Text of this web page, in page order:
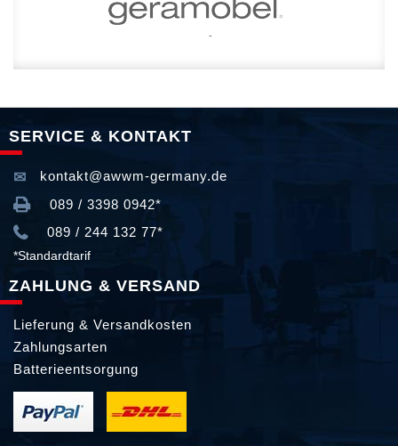
SERVICE & KONTAKT
kontakt@awwm-germany.de
089 / 3398 0942*
089 / 244 132 77*
*Standardtarif
ZAHLUNG & VERSAND
Lieferung & Versandkosten
Zahlungsarten
Batterieentsorgung